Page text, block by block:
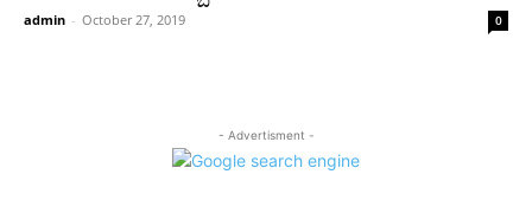
admin - October 27, 2019 0
- Advertisment -